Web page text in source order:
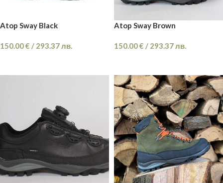
Atop Sway Black
150.00€ / 293.37лв.
Atop Sway Brown
150.00€ / 293.37лв.